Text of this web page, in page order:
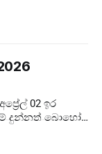
02 ඉර
දුන්නත් බොහෝ